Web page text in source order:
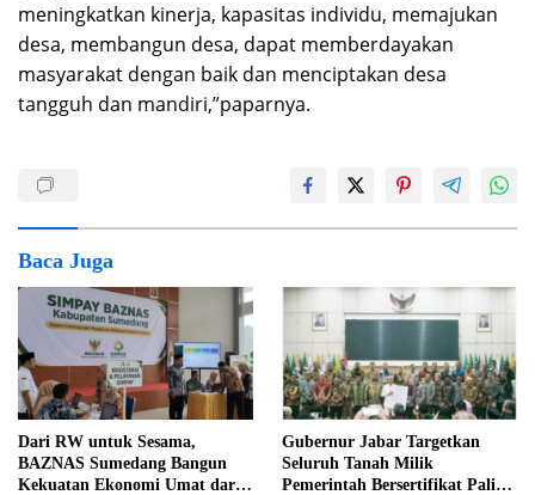
meningkatkan kinerja, kapasitas individu, memajukan
desa, membangun desa, dapat memberdayakan
masyarakat dengan baik dan menciptakan desa
tangguh dan mandiri,”paparnya.
Baca Juga
Dari RW untuk Sesama,
BAZNAS Sumedang Bangun
Kekuatan Ekonomi Umat dari
Gubernur Jabar Targetkan
Seluruh Tanah Milik
Pemerintah Bersertifikat Paling